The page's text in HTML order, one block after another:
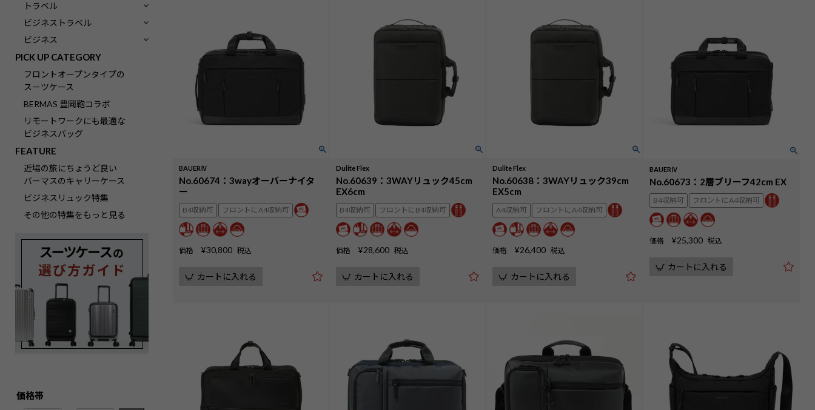
トラベル
ビジネストラベル
ビジネス
PICK UP CATEGORY
フロントオープンタイプの
スーツケース
BERMAS 豊岡鞄コラボ
リモートワークにも最適な
ビジネスバッグ
FEATURE
近場の旅にちょうど良い
バーマスのキャリーケース
ビジネスリュック特集
その他の特集をもっと見る
価格帯
BAUERⅣ
No.60674：3wayオーバーナイタ
ー
B4収納可 フロントにA4収納可
価格 ¥30,800 税込
カートに入れる
Dulite Flex
No.60639：3WAYリュック45cm
EX6cm
B4収納可 フロントにB4収納可
価格 ¥28,600 税込
カートに入れる
Dulite Flex
No.60638：3WAYリュック39cm
EX5cm
A4収納可 フロントにA4収納可
価格 ¥26,400 税込
カートに入れる
BAUERⅣ
No.60673：2層ブリーフ42cm EX
B4収納可 フロントにA4収納可
価格 ¥25,300 税込
カートに入れる